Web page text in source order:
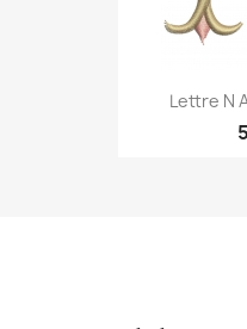
Lettre N